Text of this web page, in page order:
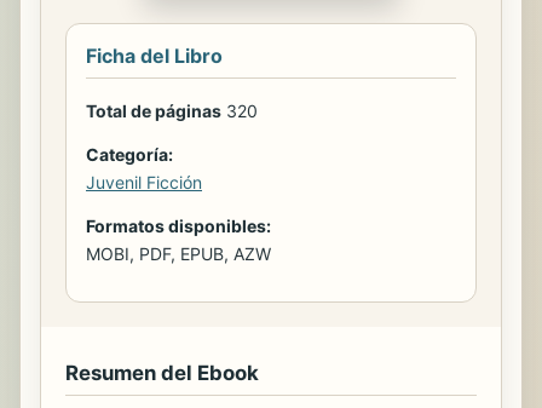
Ficha del Libro
Total de páginas 320
Categoría:
Juvenil Ficción
Formatos disponibles:
MOBI, PDF, EPUB, AZW
Resumen del Ebook